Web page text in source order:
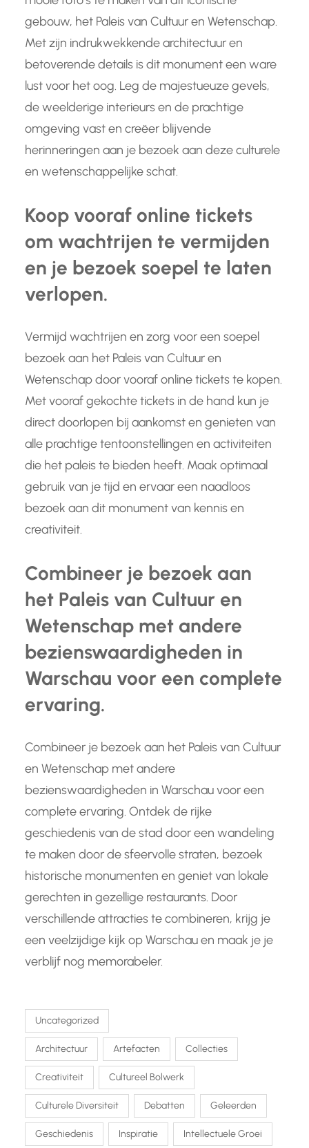
gebouw, het Paleis van Cultuur en Wetenschap.
Met zijn indrukwekkende architectuur en
betoverende details is dit monument een ware
lust voor het oog. Leg de majestueuze gevels,
de weelderige interieurs en de prachtige
omgeving vast en creëer blijvende
herinneringen aan je bezoek aan deze culturele
en wetenschappelijke schat.
Koop vooraf online tickets
om wachtrijen te vermijden
en je bezoek soepel te laten
verlopen.
Vermijd wachtrijen en zorg voor een soepel
bezoek aan het Paleis van Cultuur en
Wetenschap door vooraf online tickets te kopen.
Met vooraf gekochte tickets in de hand kun je
direct doorlopen bij aankomst en genieten van
alle prachtige tentoonstellingen en activiteiten
die het paleis te bieden heeft. Maak optimaal
gebruik van je tijd en ervaar een naadloos
bezoek aan dit monument van kennis en
creativiteit.
Combineer je bezoek aan
het Paleis van Cultuur en
Wetenschap met andere
bezienswaardigheden in
Warschau voor een complete
ervaring.
Combineer je bezoek aan het Paleis van Cultuur
en Wetenschap met andere
bezienswaardigheden in Warschau voor een
complete ervaring. Ontdek de rijke
geschiedenis van de stad door een wandeling
te maken door de sfeervolle straten, bezoek
historische monumenten en geniet van lokale
gerechten in gezellige restaurants. Door
verschillende attracties te combineren, krijg je
een veelzijdige kijk op Warschau en maak je je
verblijf nog memorabeler.
Uncategorized
Architectuur Artefacten Collecties
Creativiteit Cultureel Bolwerk
Culturele Diversiteit Debatten Geleerden
Geschiedenis Inspiratie Intellectuele Groei